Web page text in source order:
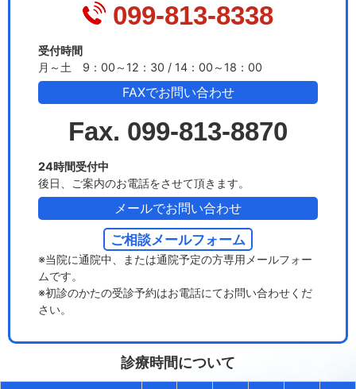
099-813-8338
受付時間
月～土 9：00～12：30 / 14：00～18：00
FAXでお問い合わせ
Fax. 099-813-8870
24時間受付中
後日、ご案内のお電話をさせて頂きます。
メールでお問い合わせ
ご相談メールフォーム
※当院に通院中、または通院予定の方専用メールフォー
ムです。
※初診のかたの受診予約はお電話にてお問い合わせくだ
さい。
診療時間について